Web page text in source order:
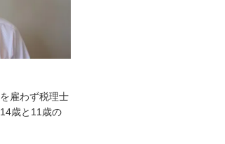
雇わず税理士
歳と11歳の